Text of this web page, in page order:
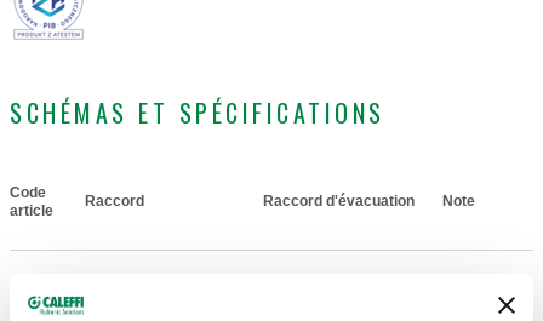
SCHÉMAS ET SPÉCIFICATIONS
Code
article
Raccord Raccord d'évacuation Note
531640